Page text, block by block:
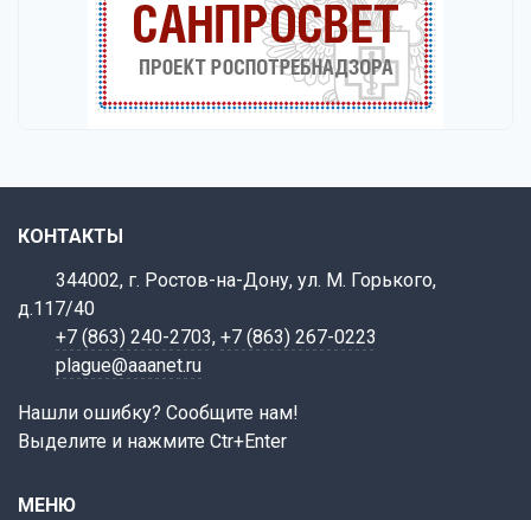
КОНТАКТЫ
344002, г. Ростов-на-Дону, ул. М. Горького,
д.117/40
+7 (863) 240-2703, +7 (863) 267-0223
plague@aaanet.ru
Нашли ошибку? Сообщите нам!
Выделите и нажмите Ctr+Enter
МЕНЮ